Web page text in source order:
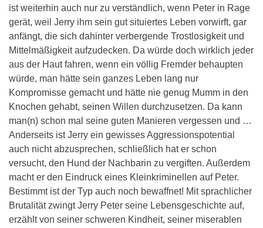
ist weiterhin auch nur zu verständlich, wenn Peter in Rage
gerät, weil Jerry ihm sein gut situiertes Leben vorwirft, gar
anfängt, die sich dahinter verbergende Trostlosigkeit und
Mittelmäßigkeit aufzudecken. Da würde doch wirklich jeder
aus der Haut fahren, wenn ein völlig Fremder behaupten
würde, man hätte sein ganzes Leben lang nur
Kompromisse gemacht und hätte nie genug Mumm in den
Knochen gehabt, seinen Willen durchzusetzen. Da kann
man(n) schon mal seine guten Manieren vergessen und …
Anderseits ist Jerry ein gewisses Aggressionspotential
auch nicht abzusprechen, schließlich hat er schon
versucht, den Hund der Nachbarin zu vergiften. Außerdem
macht er den Eindruck eines Kleinkriminellen auf Peter.
Bestimmt ist der Typ auch noch bewaffnet! Mit sprachlicher
Brutalität zwingt Jerry Peter seine Lebensgeschichte auf,
erzählt von seiner schweren Kindheit, seiner miserablen